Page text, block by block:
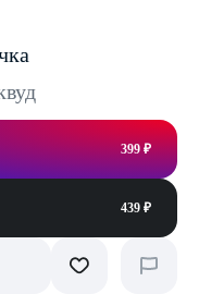
399 ₽
439 ₽